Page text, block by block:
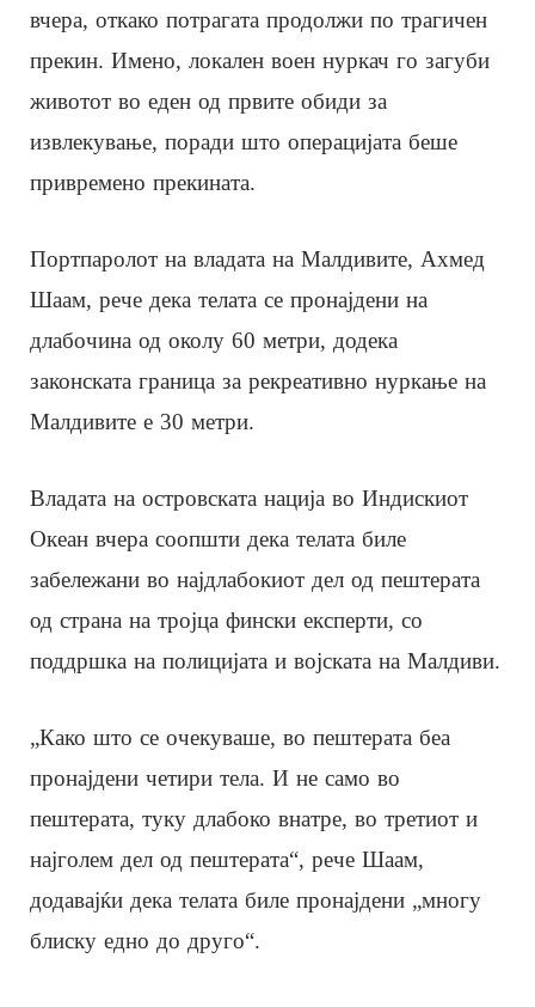
вчера, откако потрагата продолжи по трагичен
прекин. Имено, локален воен нуркач го загуби
животот во еден од првите обиди за
извлекување, поради што операцијата беше
привремено прекината.
Портпаролот на владата на Малдивите, Ахмед
Шаам, рече дека телата се пронајдени на
длабочина од околу 60 метри, додека
законската граница за рекреативно нуркање на
Малдивите е 30 метри.
Владата на островската нација во Индискиот
Океан вчера соопшти дека телата биле
забележани во најдлабокиот дел од пештерата
од страна на тројца фински експерти, со
поддршка на полицијата и војската на Малдиви.
„Како што се очекуваше, во пештерата беа
пронајдени четири тела. И не само во
пештерата, туку длабоко внатре, во третиот и
најголем дел од пештерата“, рече Шаам,
додавајќи дека телата биле пронајдени „многу
блиску едно до друго“.